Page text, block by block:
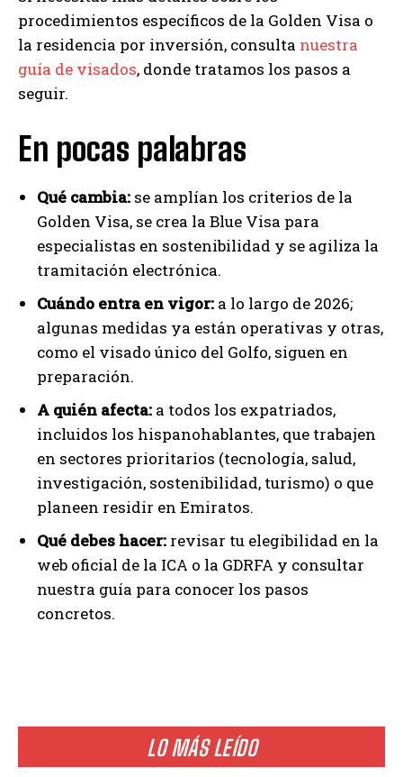
LO MÁS LEÍDO
procedimientos específicos de la Golden Visa o
la residencia por inversión, consulta nuestra
guía de visados, donde tratamos los pasos a
seguir.
En pocas palabras
Qué cambia: se amplían los criterios de la
Golden Visa, se crea la Blue Visa para
especialistas en sostenibilidad y se agiliza la
tramitación electrónica.
Cuándo entra en vigor: a lo largo de 2026;
algunas medidas ya están operativas y otras,
como el visado único del Golfo, siguen en
preparación.
A quién afecta: a todos los expatriados,
incluidos los hispanohablantes, que trabajen
en sectores prioritarios (tecnología, salud,
investigación, sostenibilidad, turismo) o que
planeen residir en Emiratos.
Qué debes hacer: revisar tu elegibilidad en la
web oficial de la ICA o la GDRFA y consultar
nuestra guía para conocer los pasos
concretos.